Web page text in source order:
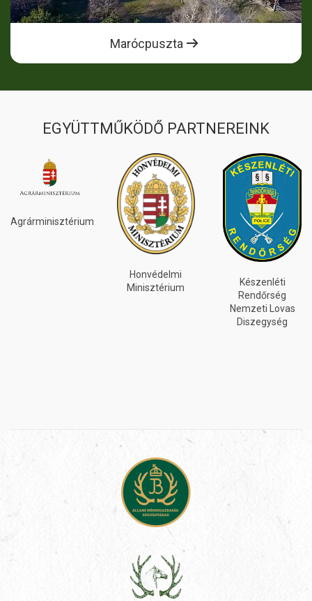
Marócpuszta
EGYÜTTMŰKÖDŐ PARTNEREINK
Készenléti
INEOS
GRENADIER